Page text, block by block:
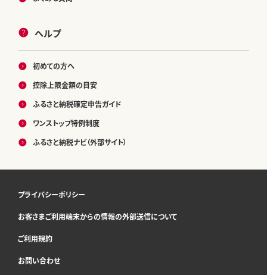
ヘルプ
初めての方へ
控除上限金額の目安
ふるさと納税確定申告ガイド
ワンストップ特例制度
ふるさと納税ナビ（外部サイト）
プライバシーポリシー
お客さまご利用端末からの情報の外部送信について
ご利用規約
お問い合わせ